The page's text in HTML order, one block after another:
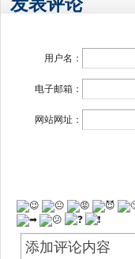
用户名：
电子邮箱：
网站网址：